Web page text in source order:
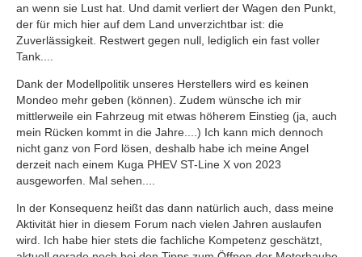
an wenn sie Lust hat. Und damit verliert der Wagen den Punkt,
der für mich hier auf dem Land unverzichtbar ist: die
Zuverlässigkeit. Restwert gegen null, lediglich ein fast voller
Tank....
Dank der Modellpolitik unseres Herstellers wird es keinen
Mondeo mehr geben (können). Zudem wünsche ich mir
mittlerweile ein Fahrzeug mit etwas höherem Einstieg (ja, auch
mein Rücken kommt in die Jahre....) Ich kann mich dennoch
nicht ganz von Ford lösen, deshalb habe ich meine Angel
derzeit nach einem Kuga PHEV ST-Line X von 2023
ausgeworfen. Mal sehen....
In der Konsequenz heißt das dann natürlich auch, dass meine
Aktivität hier in diesem Forum nach vielen Jahren auslaufen
wird. Ich habe hier stets die fachliche Kompetenz geschätzt,